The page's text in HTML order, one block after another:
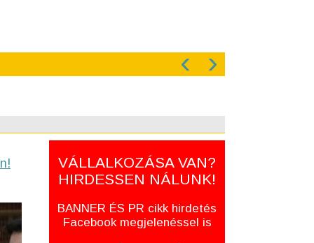
‹ ›
VÁLLALKOZÁSA VAN?
HIRDESSEN NÁLUNK!
BANNER ÉS PR cikk hirdetés
Facebook megjelenéssel is